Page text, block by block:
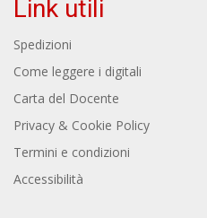
Link utili
Spedizioni
Come leggere i digitali
Carta del Docente
Privacy & Cookie Policy
Termini e condizioni
Accessibilità